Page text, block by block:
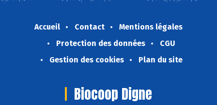
Accueil Contact
Mentions légales
Protection des données
CGU
Gestion des cookies
Plan du site
Biocoop Digne